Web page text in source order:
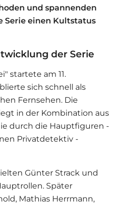
und spannenden
Serie einen Kultstatus
der Serie
startete am 11.
sich schnell als
Fernsehen. Die
in der Kombination aus
durch die Hauptfiguren -
Privatdetektiv -
Günter Strack und
Später
Mathias Herrmann,